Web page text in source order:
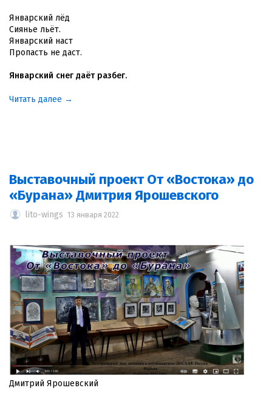
Январский лёд
Сиянье льёт.
Январский наст
Пропасть не даст.
Январский снег даёт разбег.
Читать далее →
Выставочный проект От «Востока» до
«Бурана» Дмитрия Ярошевского
lito-wings 13 января 2022
Дмитрий Ярошевский